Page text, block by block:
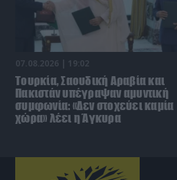
07.08.2026 | 19:02
Τουρκία, Σαουδική Αραβία και
Πακιστάν υπέγραψαν αμυντική
συμφωνία: «Δεν στοχεύει καμία
χώρα» λέει η Άγκυρα